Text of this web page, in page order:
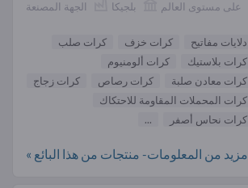
الجهة المصنعة بلجيكا على مستوى العالم
دلايات مفاتيح كرات خزف
كرات صلب
كرات بلاستيك
كرات ألومنيوم
كرات معادن صلبة
كرات رصاص
كرات زجاج
كرات المحملات المقاومة للاحتكاك
كرات نحاس أصفر
...
مزيد من المعلومات- منتجات من هذا البائع »